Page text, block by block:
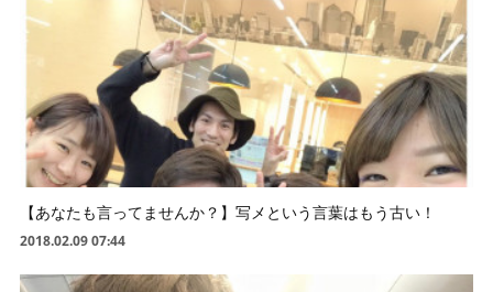
【あなたも言ってませんか？】写メという言葉はもう古い！
2018.02.09 07:44